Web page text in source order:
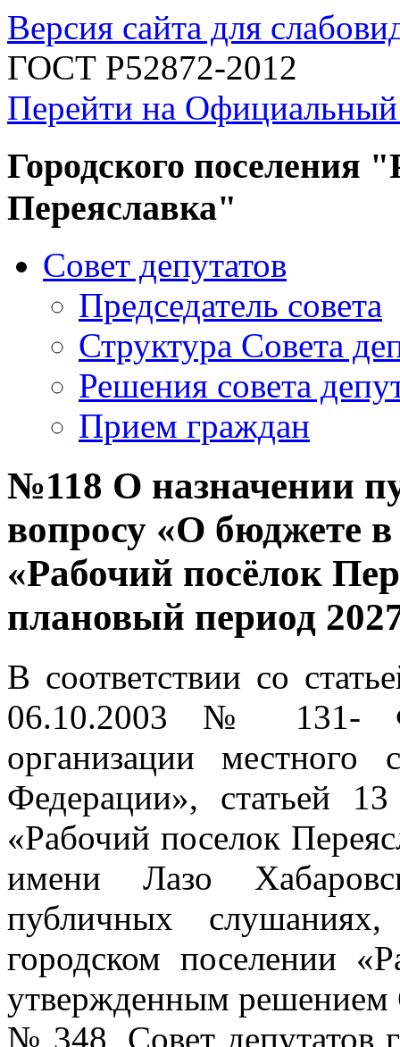
Версия сайта для
ГОСТ Р52872-2012
Перейти на
Городского поселения
Переяславка"
Совет депутатов
Председатель совета
Структура Совета
Решения совета
Прием граждан
№118 О назначении
вопросу «О бюджете
«Рабочий посёлок
плановый период
В соответствии со
06.10.2003 № 131-
организации местного
Федерации», статьей 13
«Рабочий поселок
имени Лазо
публичных
городском поселении
утвержденным решением
№ 348, Совет депутатов